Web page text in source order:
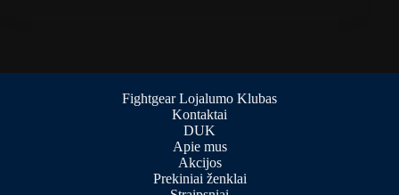
Fightgear Lojalumo Klubas
Kontaktai
DUK
Apie mus
Akcijos
Prekiniai ženklai